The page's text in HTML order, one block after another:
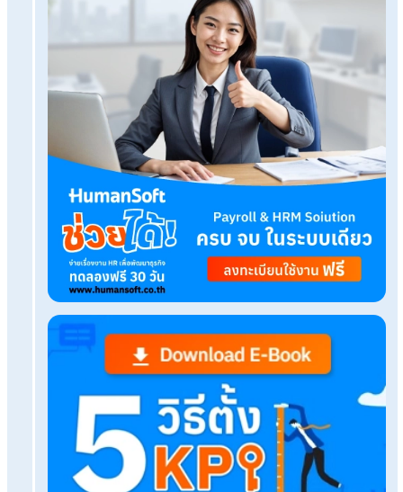
Tags:
hr software คือ
Related Blog
ประเภทงานที่นายจ้างมีสิทธิให้ลูกจ้างทำงานวันหยุด
สงกรานต์ได้
แนวทางการรับมือวิกฤตราคาน้ำมัน: HR ต้องรักษา
อย่างไร?
ให้พนักงานมาทำงานวันหยุดสงกรานต์ คิดโอทียังไง
จ่ายกี่แรง